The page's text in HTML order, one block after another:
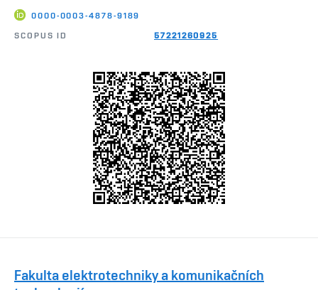
0000-0003-4878-9189
SCOPUS ID 57221260925
Fakulta elektrotechniky a komunikačních